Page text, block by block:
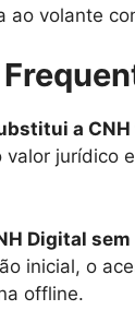
ao volante
a
valor jurídico
Digital
inicial, o
offline.